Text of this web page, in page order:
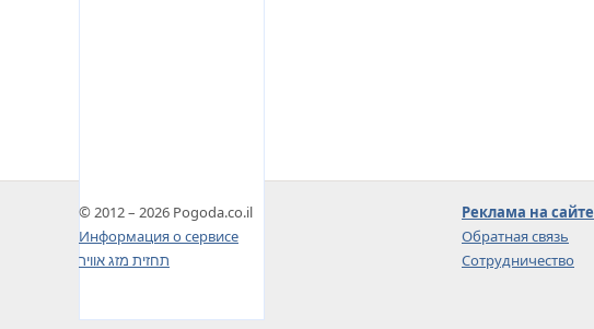
© 2012 – 2026 Pogoda.co.il
Информация о сервисе
תחזית מזג אוויר
Реклама на сайте
Обратная связь
Сотрудничество